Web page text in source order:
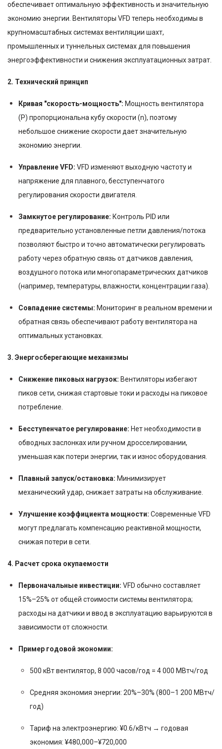
обеспечивает оптимальную эффективность и значительную
экономию энергии. Вентиляторы VFD теперь необходимы в
крупномасштабных системах вентиляции шахт,
промышленных и туннельных системах для повышения
энергоэффективности и снижения эксплуатационных затрат.
2. Технический принцип
Кривая "скорость-мощность": Мощность вентилятора
(P) пропорциональна кубу скорости (n), поэтому
небольшое снижение скорости дает значительную
экономию энергии.
Управление VFD: VFD изменяют выходную частоту и
напряжение для плавного, бесступенчатого
регулирования скорости двигателя.
Замкнутое регулирование: Контроль PID или
предварительно установленные петли давления/потока
позволяют быстро и точно автоматически регулировать
работу через обратную связь от датчиков давления,
воздушного потока или многопараметрических датчиков
(например, температуры, влажности, концентрации газа).
Совпадение системы: Мониторинг в реальном времени и
обратная связь обеспечивают работу вентилятора на
оптимальных установках.
3. Энергосберегающие механизмы
Снижение пиковых нагрузок: Вентиляторы избегают
пиков сети, снижая стартовые токи и расходы на пиковое
потребление.
Бесступенчатое регулирование: Нет необходимости в
обводных заслонках или ручном дросселировании,
уменьшая как потери энергии, так и износ оборудования.
Плавный запуск/остановка: Минимизирует
механический удар, снижает затраты на обслуживание.
Улучшение коэффициента мощности: Современные VFD
могут предлагать компенсацию реактивной мощности,
снижая потери в сети.
4. Расчет срока окупаемости
Первоначальные инвестиции: VFD обычно составляет
15%–25% от общей стоимости системы вентилятора;
расходы на датчики и ввод в эксплуатацию варьируются в
зависимости от сложности.
Пример годовой экономии:
500 кВт вентилятор, 8 000 часов/год = 4 000 МВтч/год
Средняя экономия энергии: 20%–30% (800–1 200 МВтч/
год)
Тариф на электроэнергию: ¥0.6/кВтч → годовая
экономия: ¥480,000–¥720,000